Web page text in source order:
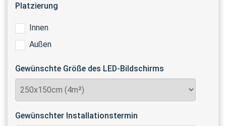
Platzierung
Innen
Außen
Gewünschte Größe des LED-Bildschirms
Gewünschter Installationstermin